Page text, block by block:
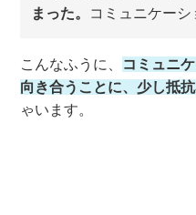
まった。 コミュニケーシ
こんなふうに、 コミュニ
向き合うことに、少し抵
ゃいます。